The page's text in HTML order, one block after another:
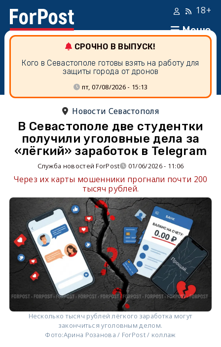
Меню
18+
СРОЧНО В ВЫПУСК!
Кого в Севастополе готовы взять на работу для
защиты города от дронов
пт, 07/08/2026 - 15:13
Новости Севастополя
В Севастополе две студентки
получили уголовные дела за
«лёгкий» заработок в Telegram
Служба новостей ForPost 01/06/2026 - 11:06
Через их карты мошенники прогнали почти 200
тысяч рублей.
Несколько тысяч рублей лёгкого заработка могут
закончиться уголовным делом.
Фото:Арина Розанова / ForPost / коллаж